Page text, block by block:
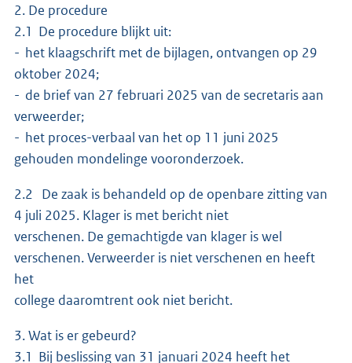
2. De procedure
2.1 De procedure blijkt uit:
- het klaagschrift met de bijlagen, ontvangen op 29
oktober 2024;
- de brief van 27 februari 2025 van de secretaris aan
verweerder;
- het proces-verbaal van het op 11 juni 2025
gehouden mondelinge vooronderzoek.
2.2 De zaak is behandeld op de openbare zitting van
4 juli 2025. Klager is met bericht niet
verschenen. De gemachtigde van klager is wel
verschenen. Verweerder is niet verschenen en heeft
het
college daaromtrent ook niet bericht.
3. Wat is er gebeurd?
3.1 Bij beslissing van 31 januari 2024 heeft het